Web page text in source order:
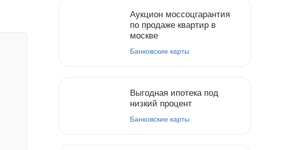
Аукцион моссоцгарантия
по продаже квартир в
москве
Банковские карты
Выгодная ипотека под
низкий процент
Банковские карты